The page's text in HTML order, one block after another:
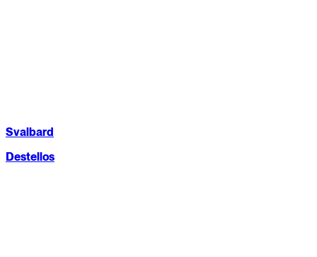
Svalbard
Destellos